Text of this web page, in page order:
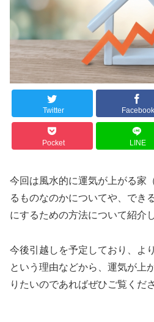
Twitter Facebook
Pocket LINE
今回は風水的に運気が上がる家
るものなのかについてや、でき
にするための方法について紹介
今後引越しを予定しており、よ
という理由などから、運気が上
りたいのであればぜひご覧くだ